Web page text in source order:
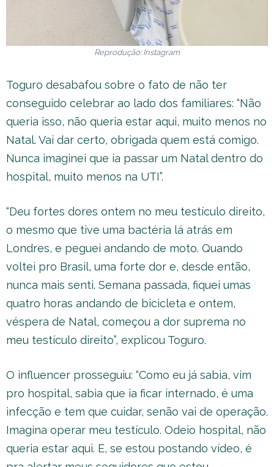
Reprodução: Instagram
Toguro desabafou sobre o fato de não ter
conseguido celebrar ao lado dos familiares: “Não
queria isso, não queria estar aqui, muito menos no
Natal. Vai dar certo, obrigada quem está comigo.
Nunca imaginei que ia passar um Natal dentro do
hospital, muito menos na UTI”.
“Deu fortes dores ontem no meu testículo direito,
o mesmo que tive uma bactéria lá atrás em
Londres, e peguei andando de moto. Quando
voltei pro Brasil, uma forte dor e, desde então,
nunca mais senti. Semana passada, fiquei umas
quatro horas andando de bicicleta e ontem,
véspera de Natal, começou a dor suprema no
meu testículo direito”, explicou Toguro.
O influencer prosseguiu: “Como eu já sabia, vim
pro hospital, sabia que ia ficar internado, é uma
infecção e tem que cuidar, senão vai de operação.
Imagina operar meu testículo. Odeio hospital, não
queria estar aqui. E, se estou postando vídeo, é